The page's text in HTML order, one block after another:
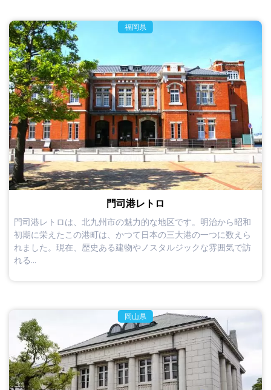
福岡県
門司港レトロ
門司港レトロは、北九州市の魅力的な地区です。明治から昭和
初期に栄えたこの港町は、かつて日本の三大港の一つに数えら
れました。現在、歴史ある建物やノスタルジックな雰囲気で訪
れる...
岡山県